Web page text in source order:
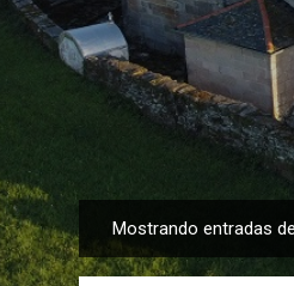
n
Mostrando entradas